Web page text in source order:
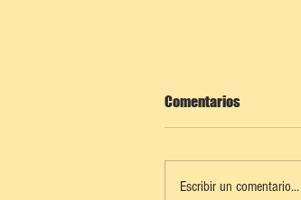
Comentarios
Escribir un comentario...